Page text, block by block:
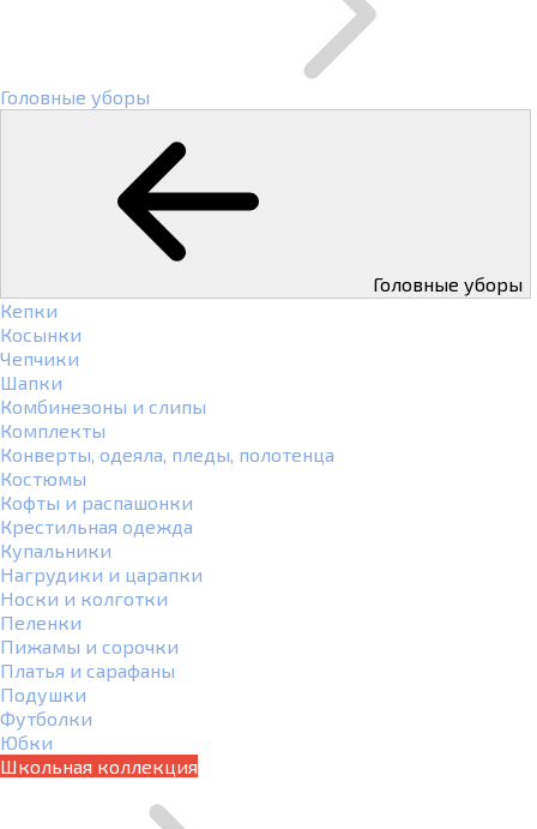
Головные уборы
Головные уборы
Кепки
Косынки
Чепчики
Шапки
Комбинезоны и слипы
Комплекты
Конверты, одеяла, пледы, полотенца
Костюмы
Кофты и распашонки
Крестильная одежда
Купальники
Нагрудики и царапки
Носки и колготки
Пеленки
Пижамы и сорочки
Платья и сарафаны
Подушки
Футболки
Юбки
Школьная коллекция